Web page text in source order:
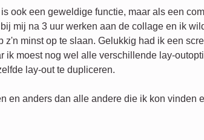
ook een geweldige functie, maar als een
mij na 3 uur werken aan de collage en ik
minst op te slaan. Gelukkig had ik een
moest nog wel alle verschillende lay-
lay-out te dupliceren.
anders dan alle andere die ik kon vinden